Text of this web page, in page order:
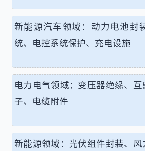
新能源汽车领域：动力电池封
统、电控系统保护、充电设施
电力电气领域：变压器绝缘、
子、电缆附件
新能源领域：光伏组件封装、风